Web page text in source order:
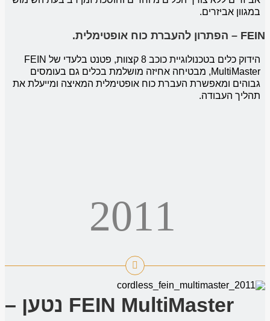
במגוון אביזרים.
FEIN – הפתרון להעברת כוח אופטימלית.
הידוק כלים בטכנולוגיית כוכב 8 קצוות, פטנט בלעדי של FEIN
MultiMaster, מבטיחה אחיזה מושלמת בכלים גם בעומסים
גבוהים ומאפשרת העברת כוח אופטימלית המאיצה ומייעלת את
תהליך העבודה.
2011
FEIN MultiMaster נטען –